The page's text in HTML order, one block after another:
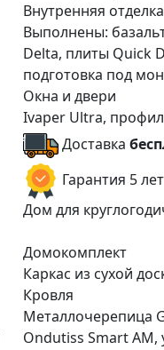
Внутренняя отделка
Выполнены:
Delta, плиты Quick
подготовка под
Окна и двери
Ivaper Ultra,
Доставка
Гарантия 5 лет
Дом для
Домокомплект
Каркас из сухой
Кровля
Металлочерепица
Ondutiss Smart АM,